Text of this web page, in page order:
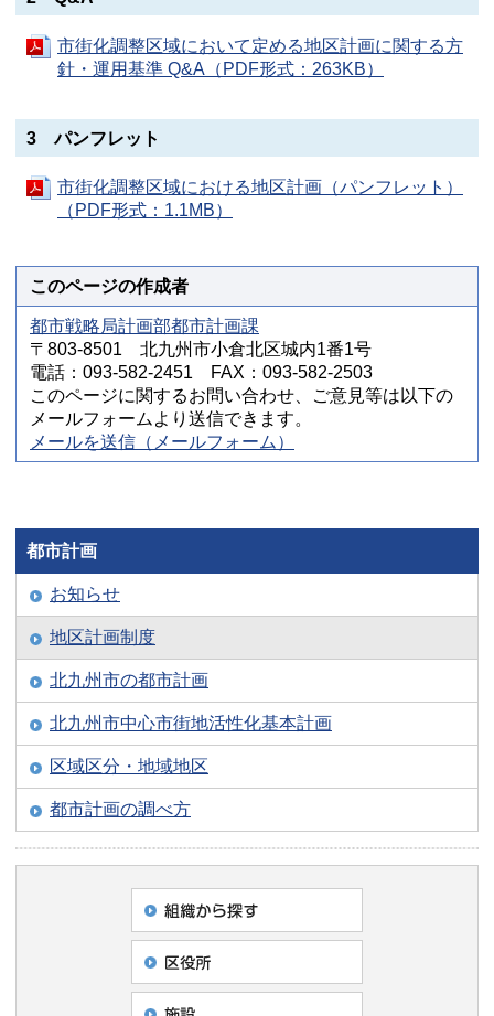
市街化調整区域において定める地区計画に関する方
針・運用基準 Q&A（PDF形式：263KB）
3 パンフレット
市街化調整区域における地区計画（パンフレット）
（PDF形式：1.1MB）
このページの作成者
都市戦略局計画部都市計画課
〒803-8501 北九州市小倉北区城内1番1号
電話：093-582-2451 FAX：093-582-2503
このページに関するお問い合わせ、ご意見等は以下の
メールフォームより送信できます。
メールを送信（メールフォーム）
都市計画
お知らせ
地区計画制度
北九州市の都市計画
北九州市中心市街地活性化基本計画
区域区分・地域地区
都市計画の調べ方